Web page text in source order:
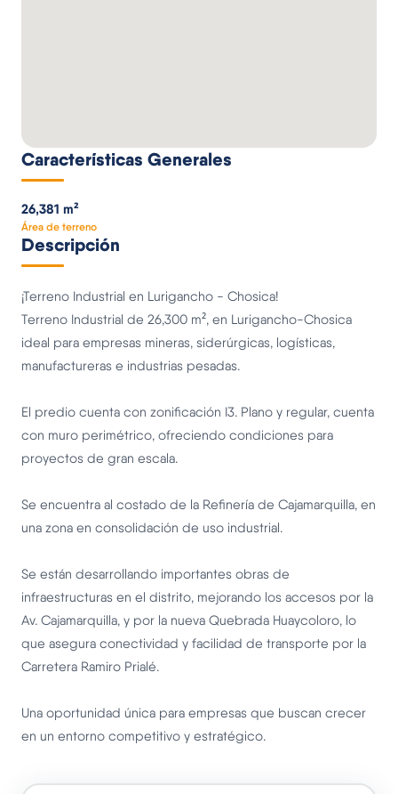
Características Generales
26,381 m²
Área de terreno
Descripción
¡Terreno Industrial en Lurigancho - Chosica!
Terreno Industrial de 26,300 m², en Lurigancho-Chosica
ideal para empresas mineras, siderúrgicas, logísticas,
manufactureras e industrias pesadas.
El predio cuenta con zonificación I3. Plano y regular, cuenta
con muro perimétrico, ofreciendo condiciones para
proyectos de gran escala.
Se encuentra al costado de la Refinería de Cajamarquilla, en
una zona en consolidación de uso industrial.
Se están desarrollando importantes obras de
infraestructuras en el distrito, mejorando los accesos por la
Av. Cajamarquilla, y por la nueva Quebrada Huaycoloro, lo
que asegura conectividad y facilidad de transporte por la
Carretera Ramiro Prialé.
Una oportunidad única para empresas que buscan crecer
en un entorno competitivo y estratégico.